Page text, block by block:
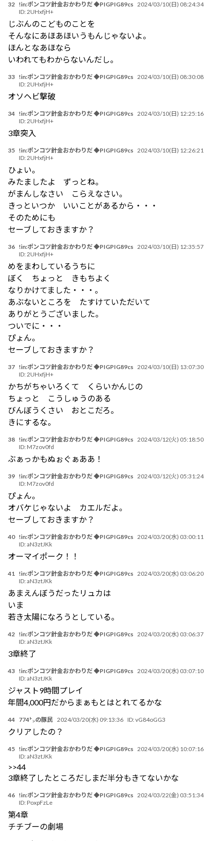
32 !in:ポンコツ針金おかわりだ ◆PIGPIG89cs 2024/03/10(日) 08:24:34
ID:2UHxfjH+
じぶんのこどものことを
そんなにあほあほいうもんじゃないよ。
ほんとなあほなら
いわれてもわからないんだし。
33 !in:ポンコツ針金おかわりだ ◆PIGPIG89cs 2024/03/10(日) 08:30:08
ID:2UHxfjH+
オソヘビ撃破
34 !in:ポンコツ針金おかわりだ ◆PIGPIG89cs 2024/03/10(日) 12:25:16
ID:2UHxfjH+
3章突入
35 !in:ポンコツ針金おかわりだ ◆PIGPIG89cs 2024/03/10(日) 12:26:21
ID:2UHxfjH+
ひょい。
みたましたよ ずっとね。
がまんしなさい こらえなさい。
きっといつか いいことがあるから・・・
そのためにも
セーブしておきますか？
36 !in:ポンコツ針金おかわりだ ◆PIGPIG89cs 2024/03/10(日) 12:35:57
ID:2UHxfjH+
めをまわしているうちに
ぼく ちょっと きもちよく
なりかけてました・・・。
あぶないところを たすけていただいて
ありがとうございました。
ついでに・・・
ぴょん。
セーブしておきますか？
37 !in:ポンコツ針金おかわりだ ◆PIGPIG89cs 2024/03/10(日) 13:07:30
ID:2UHxfjH+
かちがちゃいろくて くらいかんじの
ちょっと こうしゅうのある
びんぼうくさい おとこだろ。
きにするな。
38 !in:ポンコツ針金おかわりだ ◆PIGPIG89cs 2024/03/12(火) 05:18:50
ID: M7zov0fd
ぶぁっかもぬぉぐぁああ！
39 !in:ポンコツ針金おかわりだ ◆PIGPIG89cs 2024/03/12(火) 05:31:24
ID: M7zov0fd
ぴょん。
オバケじゃないよ カエルだよ。
セーブしておきますか？
40 !in:ポンコツ針金おかわりだ ◆PIGPIG89cs 2024/03/20(水) 03:00:11
ID:aN3ztJKk
オーマイポーク！！
41 !in:ポンコツ針金おかわりだ ◆PIGPIG89cs 2024/03/20(水) 03:06:20
ID:aN3ztJKk
あまえんぼうだったリュカは
いま
若き太陽になろうとしている。
42 !in:ポンコツ針金おかわりだ ◆PIGPIG89cs 2024/03/20(水) 03:06:37
ID:aN3ztJKk
3章終了
43 !in:ポンコツ針金おかわりだ ◆PIGPIG89cs 2024/03/20(水) 03:07:10
ID:aN3ztJKk
ジャスト9時間プレイ
年間4,000円だからまぁもとはとれてるかな
44 774㌧の豚民 2024/03/20(水) 09:13:36 ID:vG84oGG3
クリアしたの？
45 !in:ポンコツ針金おかわりだ ◆PIGPIG89cs 2024/03/20(水) 10:07:16
ID:aN3ztJKk
>>44
3章終了したところだしまだ半分もきてないかな
46 !in:ポンコツ針金おかわりだ ◆PIGPIG89cs 2024/03/22(金) 03:51:34
ID: PoxpFzLe
第4章
チチブーの劇場